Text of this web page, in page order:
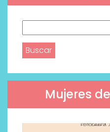
Mujeres